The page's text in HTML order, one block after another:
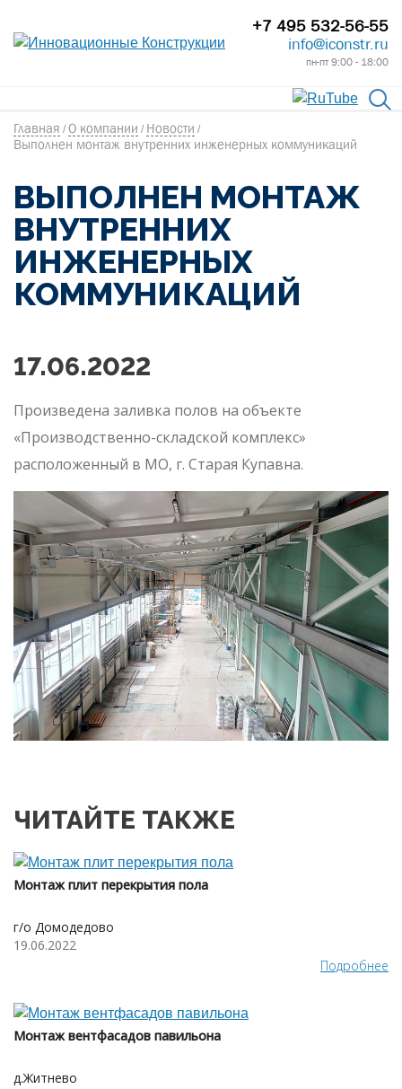
+7 495 532-56-55
info@iconstr.ru
пн-пт 9:00 - 18:00
Главная / О компании / Новости /
Выполнен монтаж внутренних инженерных коммуникаций
ВЫПОЛНЕН МОНТАЖ
ВНУТРЕННИХ
ИНЖЕНЕРНЫХ
КОММУНИКАЦИЙ
17.06.2022
Произведена заливка полов на объекте
«Производственно-складской комплекс»
расположенный в МО, г. Старая Купавна.
ЧИТАЙТЕ ТАКЖЕ
Монтаж плит перекрытия пола
г/о Домодедово
19.06.2022
Подробнее
Монтаж вентфасадов павильона
д.Житнево